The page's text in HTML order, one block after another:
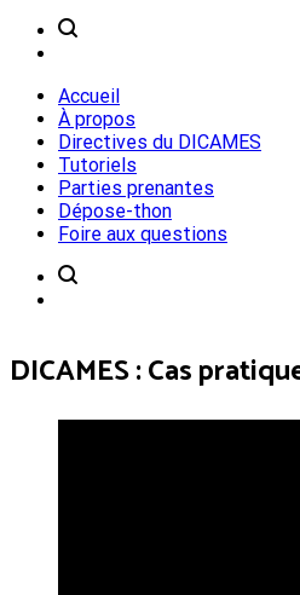
Accueil
À propos
Directives du DICAMES
Tutoriels
Parties prenantes
Dépose-thon
Foire aux questions
DICAMES : Cas